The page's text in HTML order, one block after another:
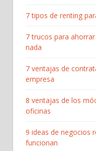
7 tipos de renting
7 trucos para
nada
7 ventajas de
empresa
8 ventajas de los
oficinas
9 ideas de negocios
funcionan